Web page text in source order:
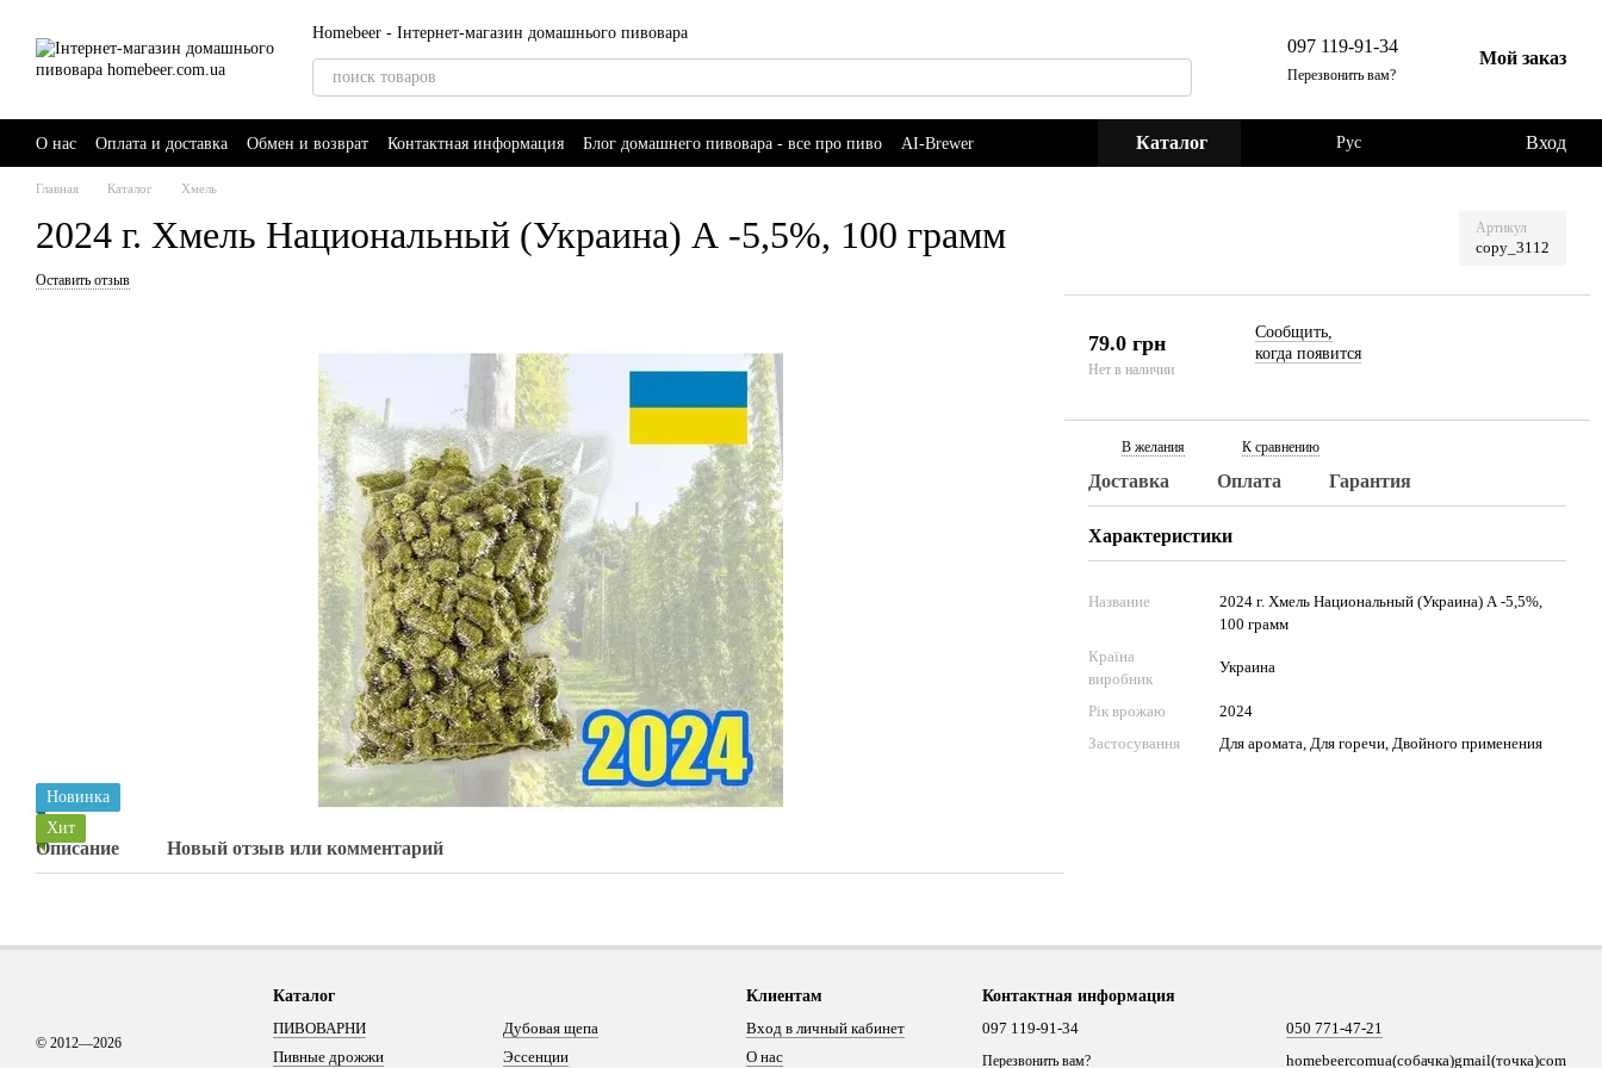
Homebeer - Інтернет-магазин домашнього пивовара
097 119-91-34
Перезвонить вам?
Мой заказ
О нас Оплата и доставка Обмен и возврат Контактная информация Блог домашнего пивовара - все про пиво AI-Brewer Каталог Рус Вход
Главная Каталог Хмель
2024 г. Хмель Национальный (Украина) А -5,5%, 100 грамм Артикул
copy_3112
Оставить отзыв
Новинка
Хит
Описание Новый отзыв или комментарий
79.0 грн
Нет в наличии
Сообщить,
когда появится
В желания К сравнению
Доставка Оплата Гарантия
Характеристики
Название
2024 г. Хмель Национальный (Украина) А -5,5%,
100 грамм
Країна
виробник
Украина
Рік врожаю
2024
Застосування
Для аромата, Для горечи, Двойного применения
© 2012—2026
Каталог
ПИВОВАРНИ
Пивные дрожжи
Дубовая щепа
Эссенции
Клиентам
Вход в личный кабинет
О нас
Контактная информация
097 119-91-34
Перезвонить вам?
050 771-47-21
homebeercomua(собачка)gmail(точка)com